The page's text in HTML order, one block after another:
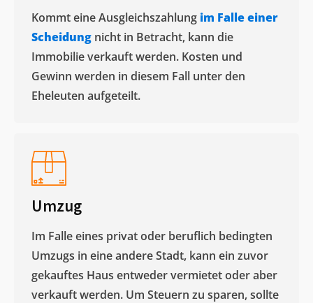
Kommt eine Ausgleichszahlung im Falle einer
Scheidung nicht in Betracht, kann die
Immobilie verkauft werden. Kosten und
Gewinn werden in diesem Fall unter den
Eheleuten aufgeteilt.​
Umzug
Im Falle eines privat oder beruflich bedingten
Umzugs in eine andere Stadt, kann ein zuvor
gekauftes Haus entweder vermietet oder aber
verkauft werden. Um Steuern zu sparen, sollte